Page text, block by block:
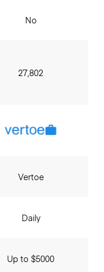
No
27,802
Vertoe
Daily
Up to $5000